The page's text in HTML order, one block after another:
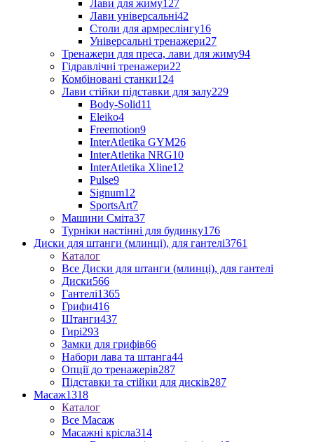
Лави для жиму127
Лави універсальні42
Столи для армреслінгу16
Універсальні тренажери27
Тренажери для преса, лави для жиму94
Гідравлічні тренажери22
Комбіновані станки124
Лави стійки підставки для залу229
Body-Solid11
Eleiko4
Freemotion9
InterAtletika GYM26
InterAtletika NRG10
InterAtletika Xline12
Pulse9
Signum12
SportsArt7
Машини Сміта37
Турніки настінні для будинку176
Диски для штанги (млинці), для гантелі3761
Каталог
Все Диски для штанги (млинці), для гантелі
Диски566
Гантелі1365
Грифи416
Штанги437
Гирі293
Замки для грифів66
Набори лава та штанга44
Опції до тренажерів287
Підставки та стійки для дисків287
Масаж1318
Каталог
Все Масаж
Масажні крісла314